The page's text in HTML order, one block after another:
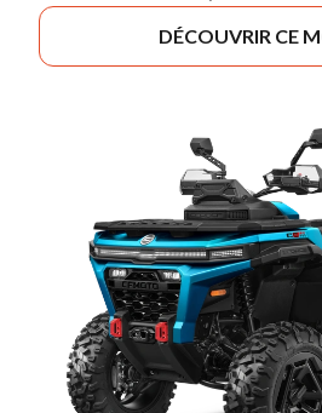
DÉCOUVRIR CE